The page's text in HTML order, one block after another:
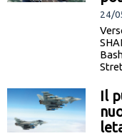
24/
Il